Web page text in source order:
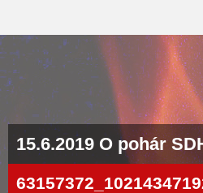
15.6.2019 O pohár